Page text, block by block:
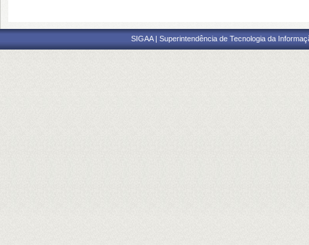
SIGAA | Superintendência de Tecnologia da